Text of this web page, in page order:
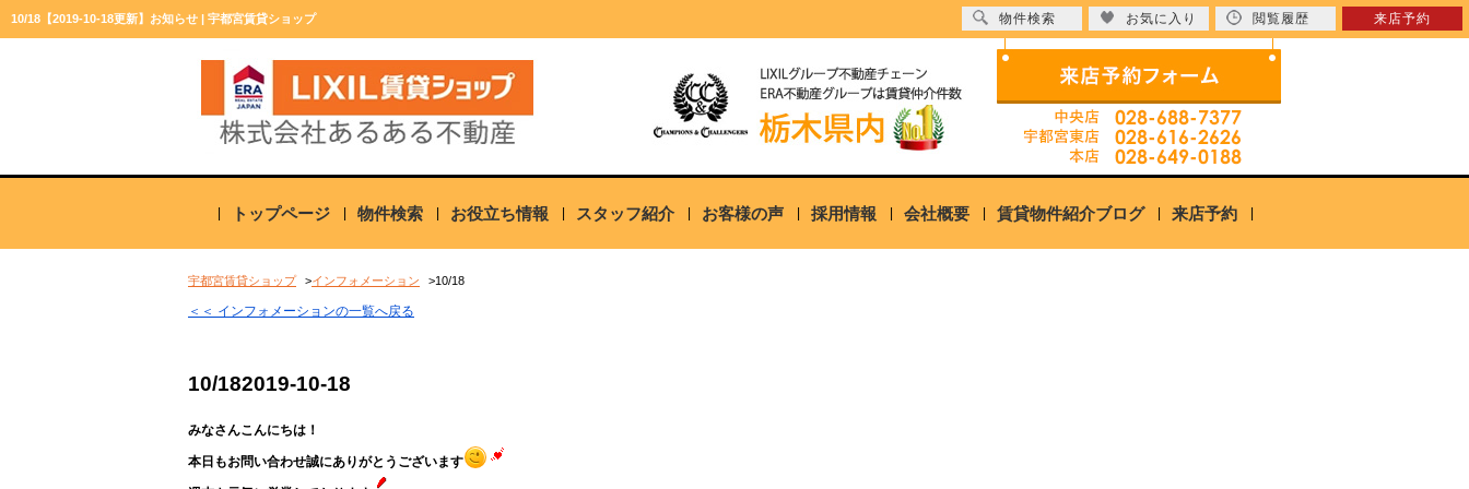
10/18【2019-10-18更新】お知らせ | 宇都宮賃貸ショップ
トップページ 物件検索 お役立ち情報 スタッフ紹介 お客様の声 採用情報 会社概要 賃貸物件紹介ブログ 来店予約
物件検索 お気に入り 閲覧履歴 来店予約
宇都宮賃貸ショップ インフォメーション 10/18
＜＜ インフォメーションの一覧へ戻る
10/182019-10-18
みなさんこんにちは！
本日もお問い合わせ誠にありがとうございます